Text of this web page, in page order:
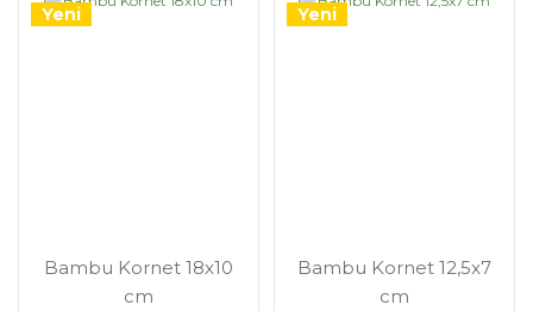
Yeni
Bambu Kornet 18x10
cm
Yeni
Bambu Kornet 12,5x7
cm